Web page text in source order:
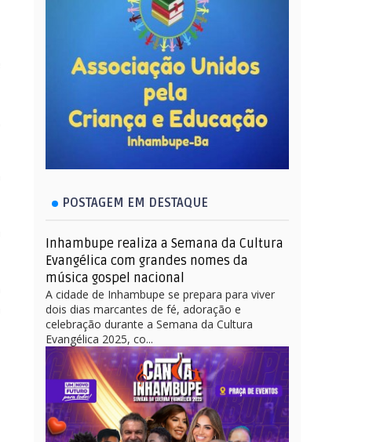
POSTAGEM EM DESTAQUE
Inhambupe realiza a Semana da Cultura
Evangélica com grandes nomes da
música gospel nacional
A cidade de Inhambupe se prepara para viver
dois dias marcantes de fé, adoração e
celebração durante a Semana da Cultura
Evangélica 2025, co...